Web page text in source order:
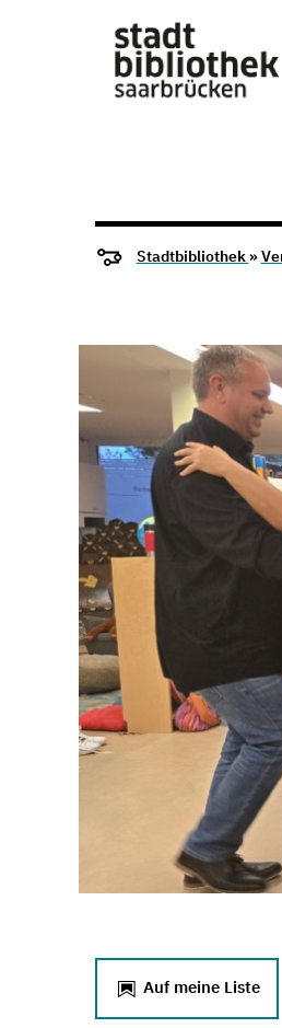
Stadtbibliothek »
Auf meine Liste